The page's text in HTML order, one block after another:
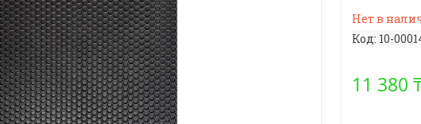
Нет в
Код: 10-
11 380